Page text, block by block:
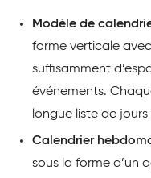
Modèle de
forme verticale
suffisamment
événements.
longue liste de jours
Calendrier
sous la forme d’un